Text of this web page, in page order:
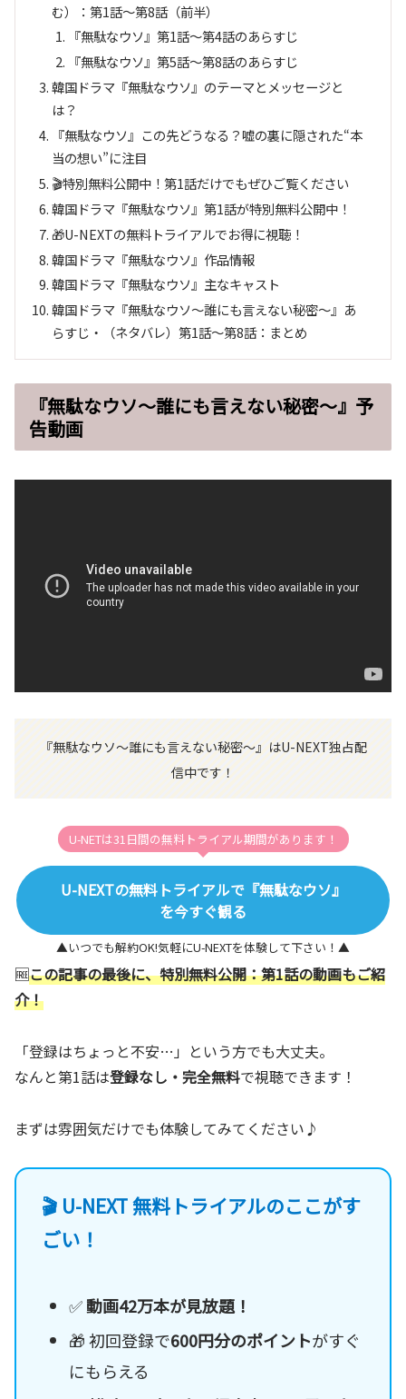
む）：第1話～第8話（前半）
『無駄なウソ』第1話～第4話のあらすじ
『無駄なウソ』第5話～第8話のあらすじ
韓国ドラマ『無駄なウソ』のテーマとメッセージと
は？
『無駄なウソ』この先どうなる？嘘の裏に隠された“本
当の想い”に注目
🎬特別無料公開中！第1話だけでもぜひご覧ください
韓国ドラマ『無駄なウソ』第1話が特別無料公開中！
🎁U-NEXTの無料トライアルでお得に視聴！
韓国ドラマ『無駄なウソ』作品情報
韓国ドラマ『無駄なウソ』主なキャスト
韓国ドラマ『無駄なウソ～誰にも言えない秘密～』あ
らすじ・（ネタバレ）第1話～第8話：まとめ
『無駄なウソ～誰にも言えない秘密～』予
告動画
『無駄なウソ～誰にも言えない秘密～』はU-NEXT独占配
信中です！
U-NETは31日間の無料トライアル期間があります！
U-NEXTの無料トライアルで『無駄なウソ』
を今すぐ観る
▲いつでも解約OK!気軽にU-NEXTを体験して下さい！▲
🆓この記事の最後に、特別無料公開：第1話の動画もご紹
介！
「登録はちょっと不安…」という方でも大丈夫。
なんと第1話は登録なし・完全無料で視聴できます！
まずは雰囲気だけでも体験してみてください♪
🎬 U-NEXT 無料トライアルのここがす
ごい！
✅動画42万本が見放題！
🎁 初回登録で600円分のポイントがすぐ
にもらえる